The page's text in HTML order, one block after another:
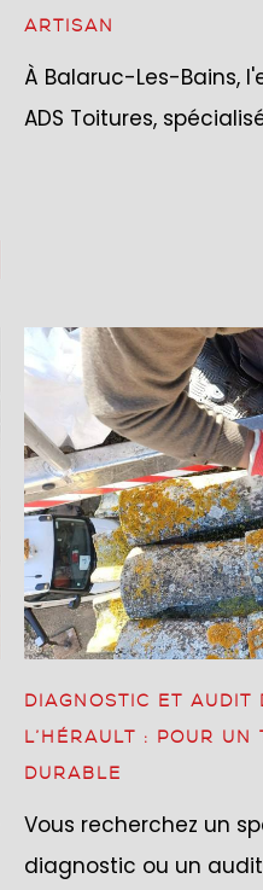
ARTISAN
À Balaruc-Les-Bains,
ADS Toitures,
DIAGNOSTIC ET AUDIT
L’HÉRAULT : POUR UN
DURABLE
Vous recherchez un
diagnostic ou un